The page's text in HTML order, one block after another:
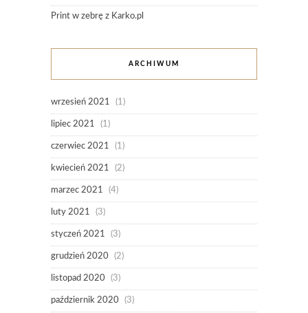
Print w zebrę z Karko.pl
ARCHIWUM
wrzesień 2021 (1)
lipiec 2021 (1)
czerwiec 2021 (1)
kwiecień 2021 (2)
marzec 2021 (4)
luty 2021 (3)
styczeń 2021 (3)
grudzień 2020 (2)
listopad 2020 (3)
październik 2020 (3)